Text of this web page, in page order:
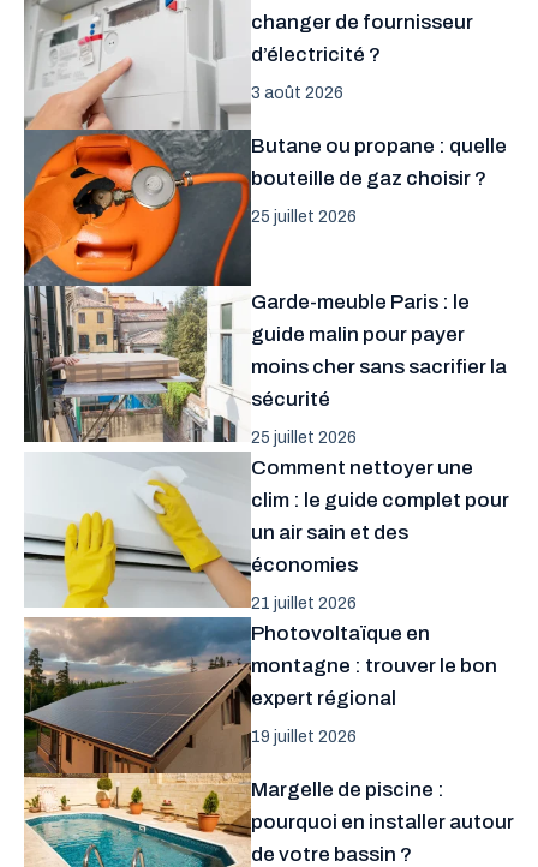
changer de fournisseur
d’électricité ?
3 août 2026
Butane ou propane : quelle
bouteille de gaz choisir ?
25 juillet 2026
Garde-meuble Paris : le
guide malin pour payer
moins cher sans sacrifier la
sécurité
25 juillet 2026
Comment nettoyer une
clim : le guide complet pour
un air sain et des
économies
21 juillet 2026
Photovoltaïque en
montagne : trouver le bon
expert régional
19 juillet 2026
Margelle de piscine :
pourquoi en installer autour
de votre bassin ?